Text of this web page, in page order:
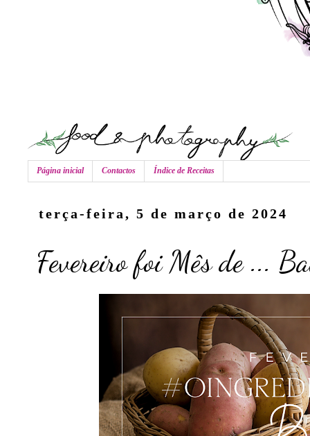
Página inicial Contactos Índice de Receitas
terça-feira, 5 de março de 2024
Fevereiro foi Mês de ...